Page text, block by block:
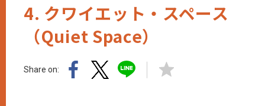
4. クワイエット・スペース
（Quiet Space）
Share on: